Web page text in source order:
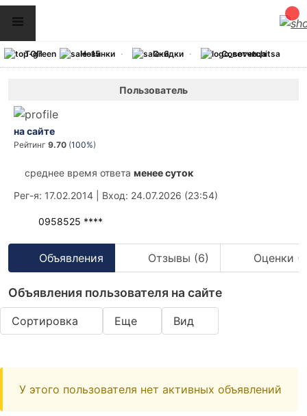
ТОП Новинки Скидки Советчица
Пользователь
на сайте
Рейтинг 9.70 (100%)
среднее время ответа менее суток
Рег-я: 17.02.2014 Вход: 24.07.2026 (23:54)
0958525 ****
Объявления Отзывы (6) Оценки
Объявления пользователя на сайте
Сортировка Еще Вид
У этого пользователя нет активных объявлений